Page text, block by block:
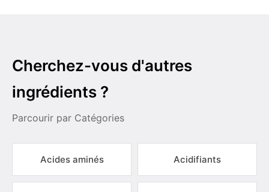
Cherchez-vous d'autres
ingrédients ?
Parcourir par Catégories
Acides aminés Acidifiants